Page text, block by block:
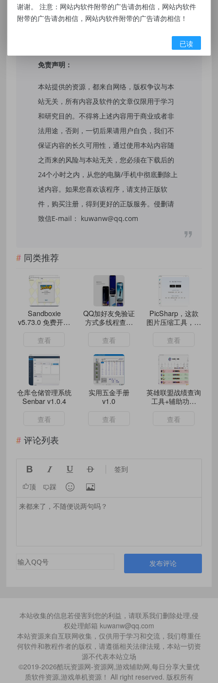
标签： SQL核心单词查询115词 在线+客户端
免责声明：
本站提供的资源，都来自网络，版权争议与本
站无关，所有内容及软件的文章仅限用于学习
和研究目的。不得将上述内容用于商业或者非
法用途，否则，一切后果请用户自负，我们不
保证内容的长久可用性，通过使用本站内容随
之而来的风险与本站无关，您必须在下载后的
24个小时之内，从您的电脑/手机中彻底删除上
述内容。如果您喜欢该程序，请支持正版软
件，购买注册，得到更好的正版服务。侵删请
致信E-mail： kuwanw@qq.com
同类推荐
Sandboxie
v5.73.0 免费开源
查看
QQ加好友免验证
方式多线程查询
查看
PicSharp，这款
图片压缩工具，免
使用
查看
仓库仓储管理系统
Senbar v1.0.4
查看
实用五金手册
v1.0
查看
英雄联盟战绩查询
工具+辅助功能
查看
评论列表
    签到
顶 踩  
发布评论
本站收集的信息若侵害到您的利益，请联系我们删除处理,侵
权处理邮箱 kuwanw@qq.com
本站资源来自互联网收集，仅供用于学习和交流，我们尊重任
何软件和教程作者的版权，请遵循相关法律法规，本站一切资
源不代表本站立场
©2019-2026酷玩资源网-资源网,游戏辅助网,每日分享大量优
质软件资源,游戏单机资源！ All right reserved. 版权所有
谢谢。 注意：网站内软件附带的广告请勿相信，网站内软件
附带的广告请勿相信，网站内软件附带的广告请勿相信！
已读